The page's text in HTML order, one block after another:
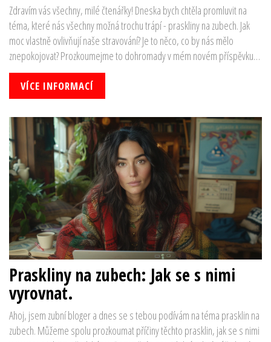
Zdravím vás všechny, milé čtenářky! Dneska bych chtěla promluvit na
téma, které nás všechny možná trochu trápí - praskliny na zubech. Jak
moc vlastně ovlivňují naše stravování? Je to něco, co by nás mělo
znepokojovat? Prozkoumejme to dohromady v mém novém příspěvku,
který nám nabídne pohled z různých úhlů na tuto problematiku. Tak
tedy, pojďme na to!
VÍCE INFORMACÍ
Praskliny na zubech: Jak se s nimi
vyrovnat.
Ahoj, jsem zubní bloger a dnes se s tebou podívám na téma prasklin na
zubech. Můžeme spolu prozkoumat příčiny těchto prasklin, jak se s nimi